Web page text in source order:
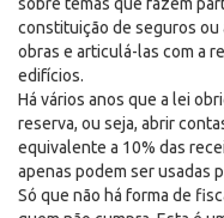
constituição de seguros
obras e articulá-las com a
edifícios.
Há vários anos que a lei
reserva, ou seja, abrir
equivalente a 10% das
apenas podem ser usadas
Só que não há forma de